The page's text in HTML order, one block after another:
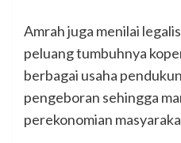
Amrah juga menilai
peluang tumbuhnya
berbagai usaha
pengeboran sehingga
perekonomian